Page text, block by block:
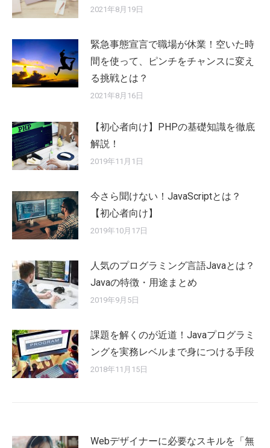
2021年8月19日
緊急事態宣言で職場が休業！空いた時
間を使って、ピンチをチャンスに変え
る挑戦とは？
2021年8月16日
【初心者向け】PHPの基礎知識を徹底
解説！
2019年11月1日
今さら聞けない！JavaScriptとは？
【初心者向け】
2019年10月17日
人気のプログラミング言語Javaとは？
Javaの特徴・用途まとめ
2019年9月5日
課題を解くのが近道！Javaプログラミ
ングを実務レベルまで身につける手段
2018年11月15日
Webデザイナーに必要なスキルを「無